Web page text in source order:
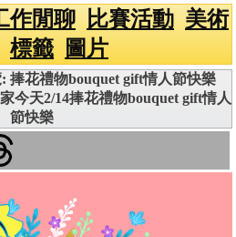
作閒聊 比賽活動 美術
標籤 圖片
捧花禮物bouquet gift情人節快樂
今天2/14捧花禮物bouquet gift情人
節快樂